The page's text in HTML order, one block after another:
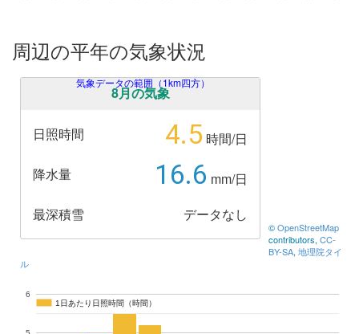
周辺の平年の気象状況
8月の気象
日照時間 4.5 時間/日
降水量
16.6 mm/日
最深積雪
データなし
気象データの範囲（1km四方）
©OpenStreetMap
contributors,CC-
BY-SA,地理院タイ
ル
6
1日あたり日照時間（時間）
1日あたり日照時間（時間）